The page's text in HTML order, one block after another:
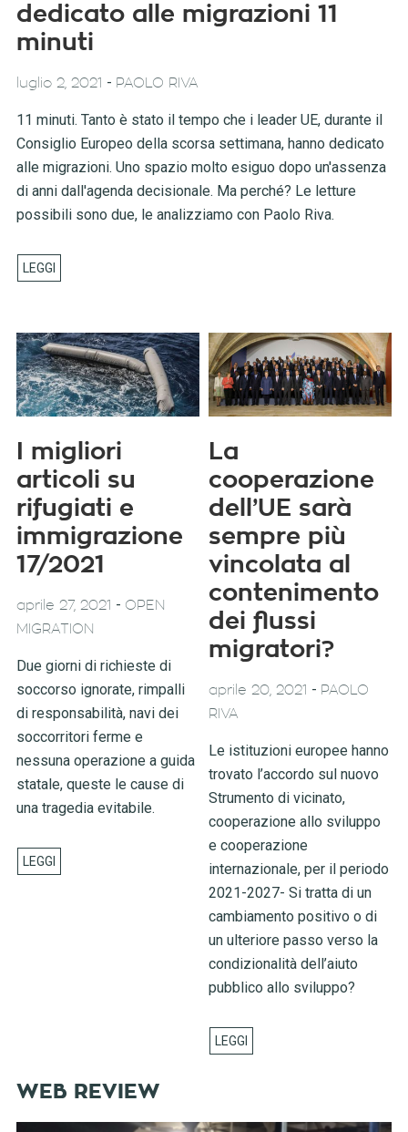
dedicato alle migrazioni 11
minuti
luglio 2, 2021 - PAOLO RIVA
11 minuti. Tanto è stato il tempo che i leader UE, durante il
Consiglio Europeo della scorsa settimana, hanno dedicato
alle migrazioni. Uno spazio molto esiguo dopo un'assenza
di anni dall'agenda decisionale. Ma perché? Le letture
possibili sono due, le analizziamo con Paolo Riva.
I migliori
articoli su
rifugiati e
immigrazione
17/2021
aprile 27, 2021 - OPEN
MIGRATION
Due giorni di richieste di
soccorso ignorate, rimpalli
di responsabilità, navi dei
soccorritori ferme e
nessuna operazione a guida
statale, queste le cause di
una tragedia evitabile.
La
cooperazione
dell’UE sarà
sempre più
vincolata al
contenimento
dei flussi
migratori?
aprile 20, 2021 - PAOLO
RIVA
Le istituzioni europee hanno
trovato l’accordo sul nuovo
Strumento di vicinato,
cooperazione allo sviluppo
e cooperazione
internazionale, per il periodo
2021-2027- Si tratta di un
cambiamento positivo o di
un ulteriore passo verso la
condizionalità dell’aiuto
pubblico allo sviluppo?
WEB REVIEW